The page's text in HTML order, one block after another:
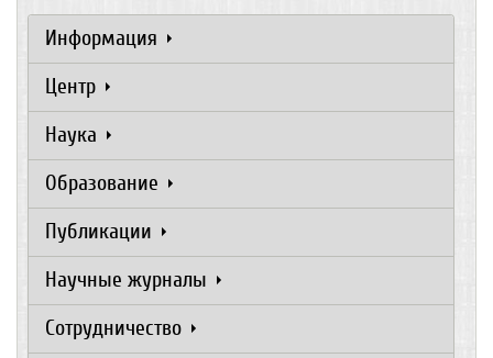
Информация
Центр
Наука
Образование
Публикации
Научные журналы
Сотрудничество